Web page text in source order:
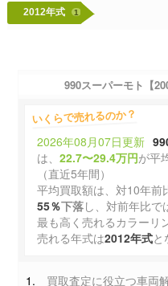
2012年式 1
990スーパーモト【
いくらで売れるのか？
2026年08月07日更新
は、22.7〜29.4万円が平
（直近5年間）
平均買取額は、対10年前
55％下落し、対前年比で
最も高く売れるカラーリ
売れる年式は2012年式と
買取査定に役立つ車両